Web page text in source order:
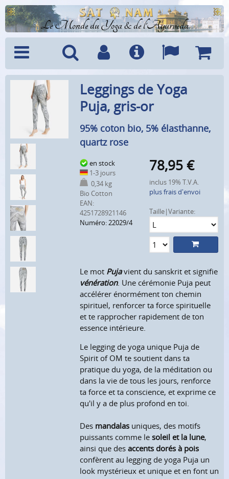
Le Monde du Yoga & de l'Ayurveda
Menu Recherche
CompteInfo LanguesPanier
Leggings de Yoga
Puja, gris-or
95% coton bio, 5% élasthanne,
quartz rose
en stock
1-3 jours
0,34 kg
Bio Cotton
EAN:
4251728921146
Numéro: 22029/4
78,95 €
inclus 19% T.V.A.
plus frais d'envoi
Taille|Variante:
Le mot Pujavient du sanskrit et signifie
vénération. Une cérémonie Puja peut
accélérer énormément ton chemin
spirituel, renforcer ta force spirituelle
et te rapprocher rapidement de ton
essence intérieure.
Le legging de yoga unique Puja de
Spirit of OM te soutient dans ta
pratique du yoga, de la méditation ou
dans la vie de tous les jours, renforce
ta force et ta conscience, et exprime ce
qu'il y a de plus profond en toi.
Des mandalas uniques, des motifs
puissants comme lesoleil et la lune,
ainsi que desaccents dorés à pois
confèrent au legging de yoga Puja un
look mystérieux et unique et en font un